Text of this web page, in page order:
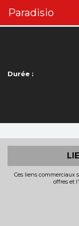
Paradisio
Durée :
Ces liens commerciaux
offres et